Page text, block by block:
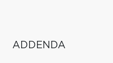
ADDENDA